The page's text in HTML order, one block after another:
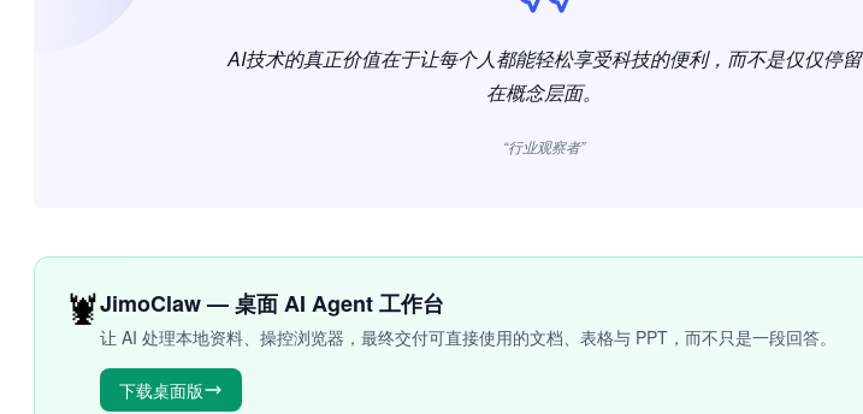
AI技术的真正价值在于让每个人都能轻松享受科技的便利，而不是仅仅停留
在概念层面。
“行业观察者”
🦞JimoClaw — 桌面 AI Agent 工作台
让 AI 处理本地资料、操控浏览器，最终交付可直接使用的文档、表格与 PPT，而不只是一段回答。
下载桌面版